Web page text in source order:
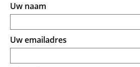
Uw naam
Uw emailadres